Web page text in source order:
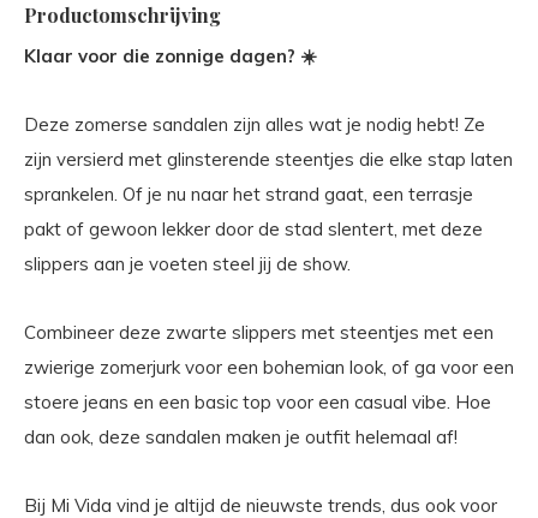
Productomschrijving
Klaar voor die zonnige dagen? ☀️
Deze zomerse sandalen zijn alles wat je nodig hebt! Ze
zijn versierd met glinsterende steentjes die elke stap laten
sprankelen. Of je nu naar het strand gaat, een terrasje
pakt of gewoon lekker door de stad slentert, met deze
slippers aan je voeten steel jij de show.
Combineer deze zwarte slippers met steentjes met een
zwierige zomerjurk voor een bohemian look, of ga voor een
stoere jeans en een basic top voor een casual vibe. Hoe
dan ook, deze sandalen maken je outfit helemaal af!
Bij Mi Vida vind je altijd de nieuwste trends, dus ook voor